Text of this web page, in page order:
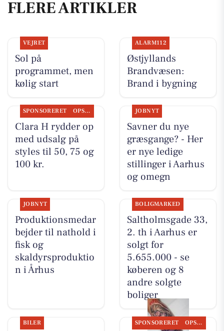
FLERE ARTIKLER
VEJRET
Sol på
programmet, men
kølig start
ALARM112
Østjyllands
Brandvæsen:
Brand i bygning
SPONSORERET OPSLAGSTAVLEN
Clara H rydder op
med udsalg på
styles til 50, 75 og
100 kr.
JOBNYT
Savner du nye
græsgange? - Her
er nye ledige
stillinger i Aarhus
og omegn
JOBNYT
Produktionsmedar
bejder til nathold i
fisk og
skaldyrsproduktio
n i Århus
BOLIGMARKED
Saltholmsgade 33,
2. th i Aarhus er
solgt for
5.655.000 - se
køberen og 8
andre solgte
boliger
BILER SPONSORERET OPSLAGSTAVLEN